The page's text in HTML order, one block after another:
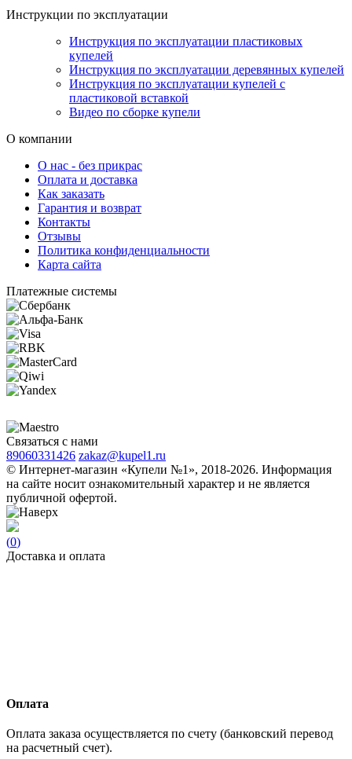
Инструкции по эксплуатации
Инструкция по эксплуатации пластиковых
купелей
Инструкция по эксплуатации деревянных купелей
Инструкция по эксплуатации купелей с
пластиковой вставкой
Видео по сборке купели
О компании
О нас - без прикрас
Оплата и доставка
Как заказать
Гарантия и возврат
Контакты
Отзывы
Политика конфиденциальности
Карта сайта
Платежные системы
Связаться с нами
89060331426 zakaz@kupel1.ru
© Интернет-магазин «Купели №1», 2018-2026. Информация
на сайте носит ознакомительный характер и не является
публичной офертой.
(0)
Доставка и оплата
Оплата
Оплата заказа осуществляется по счету (банковский перевод
на расчетный счет).